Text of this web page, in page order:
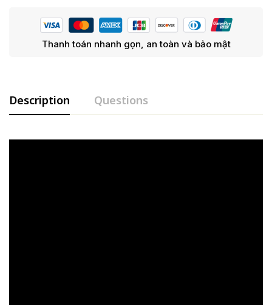
Thanh toán nhanh gọn, an toàn và bảo mật
Description Questions